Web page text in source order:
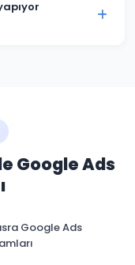
anında
Google Ads
Google Ads